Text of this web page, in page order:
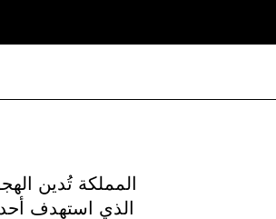
لمنشور
التالي
المملكة تُدين
الذي استهدف أحد